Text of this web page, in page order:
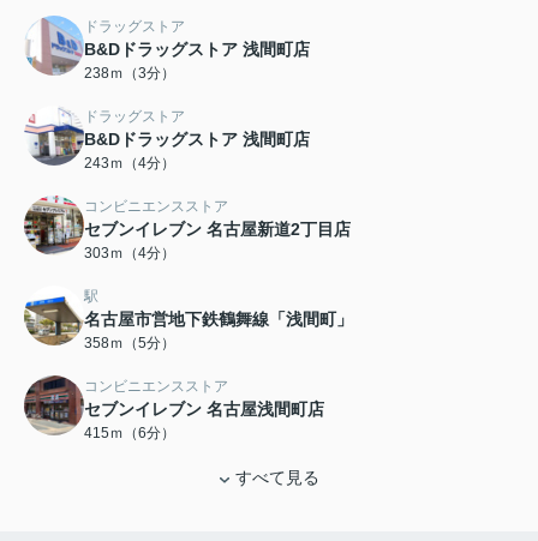
ドラッグストア
B&Dドラッグストア 浅間町店
238ｍ（3分）
ドラッグストア
B&Dドラッグストア 浅間町店
243ｍ（4分）
コンビニエンスストア
セブンイレブン 名古屋新道2丁目店
303ｍ（4分）
駅
名古屋市営地下鉄鶴舞線「浅間町」
358ｍ（5分）
コンビニエンスストア
セブンイレブン 名古屋浅間町店
415ｍ（6分）
すべて見る